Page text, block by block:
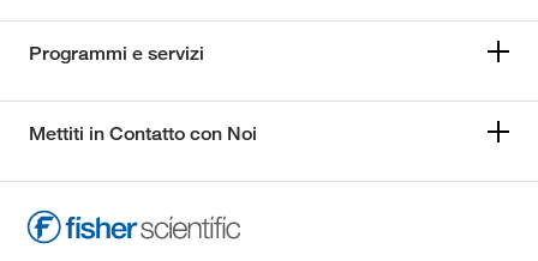
Programmi e servizi
Mettiti in Contatto con Noi